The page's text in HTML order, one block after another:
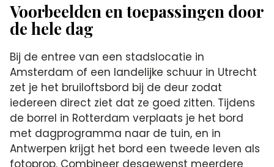
Voorbeelden en toepassingen door
de hele dag
Bij de entree van een stadslocatie in
Amsterdam of een landelijke schuur in Utrecht
zet je het bruiloftsbord bij de deur zodat
iedereen direct ziet dat ze goed zitten. Tijdens
de borrel in Rotterdam verplaats je het bord
met dagprogramma naar de tuin, en in
Antwerpen krijgt het bord een tweede leven als
fotoprop. Combineer desgewenst meerdere